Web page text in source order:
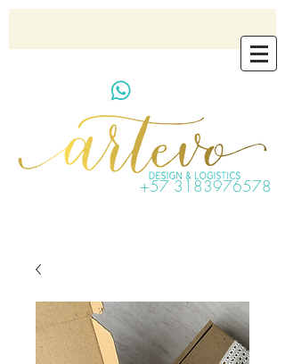
artevo.contact@gmail.com
+57 3183976578